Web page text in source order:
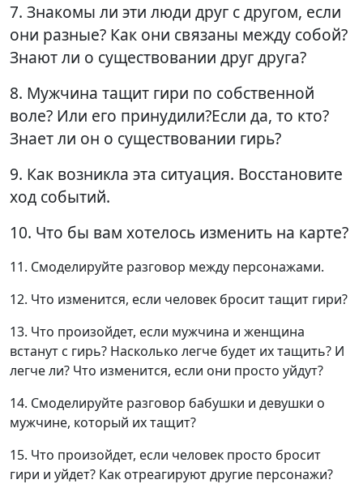
7. Знакомы ли эти люди друг с другом, если
они разные? Как они связаны между собой?
Знают ли о существовании друг друга?
8. Мужчина тащит гири по собственной
воле? Или его принудили?Если да, то кто?
Знает ли он о существовании гирь?
9. Как возникла эта ситуация. Восстановите
ход событий.
10. Что бы вам хотелось изменить на карте?
11. Смоделируйте разговор между персонажами.
12. Что изменится, если человек бросит тащит гири?
13. Что произойдет, если мужчина и женщина
встанут с гирь? Насколько легче будет их тащить? И
легче ли? Что изменится, если они просто уйдут?
14. Смоделируйте разговор бабушки и девушки о
мужчине, который их тащит?
15. Что произойдет, если человек просто бросит
гири и уйдет? Как отреагируют другие персонажи?